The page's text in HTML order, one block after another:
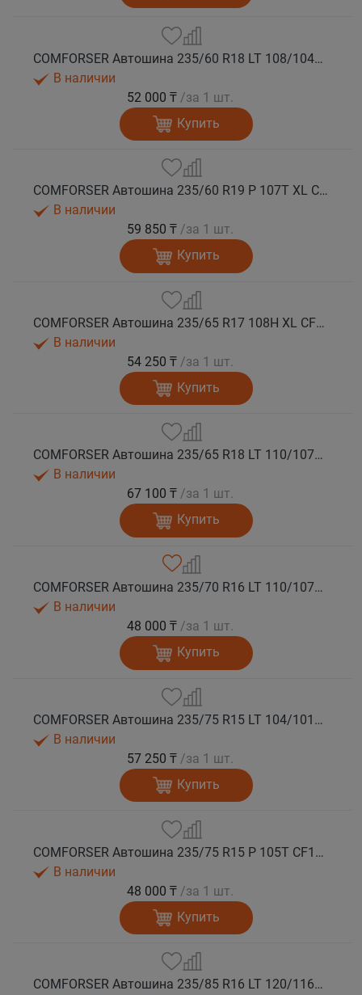
COMFORSER Автошина 235/60 R18 LT 108/104S CF1100 8PR RWL лето
В наличии
52 000 ₸ /за 1 шт.
Купить
COMFORSER Автошина 235/60 R19 P 107T XL CF1100 RWL лето
В наличии
59 850 ₸ /за 1 шт.
Купить
COMFORSER Автошина 235/65 R17 108H XL CF1100 OWL лето
В наличии
54 250 ₸ /за 1 шт.
Купить
COMFORSER Автошина 235/65 R18 LT 110/107S CF1100 8PR RWL лето
В наличии
67 100 ₸ /за 1 шт.
Купить
COMFORSER Автошина 235/70 R16 LT 110/107S CF1100 8PR RWL лето
В наличии
48 000 ₸ /за 1 шт.
Купить
COMFORSER Автошина 235/75 R15 LT 104/101R CF1100 6PR RWL лето
В наличии
57 250 ₸ /за 1 шт.
Купить
COMFORSER Автошина 235/75 R15 P 105T CF1100 RWL лето
В наличии
48 000 ₸ /за 1 шт.
Купить
COMFORSER Автошина 235/85 R16 LT 120/116R CF1100 10PR RWL лето